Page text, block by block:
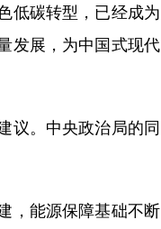
低碳转型，已经成为
发展，为中国式现代
议。中央政治局的同
，能源保障基础不断